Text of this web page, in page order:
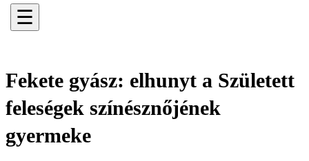
☰
Fekete gyász: elhunyt a Született
feleségek színésznőjének
gyermeke